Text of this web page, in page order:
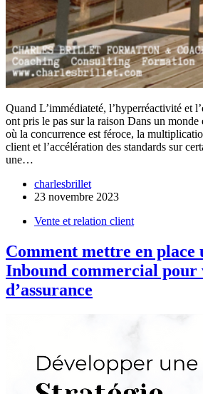
Quand L’immédiateté, l’hyperréactivité et
ont pris le pas sur la raison Dans un monde
où la concurrence est féroce, la
client et l’accélération des standards sur
une…
charlesbrillet
23 novembre 2023
Vente et relation client
Comment mettre en place
Inbound commercial pour
d’assurance